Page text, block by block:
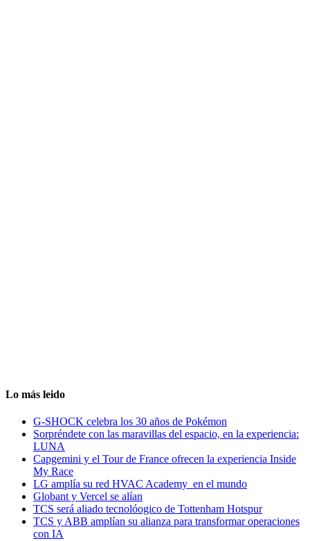
Lo más leido
G-SHOCK celebra los 30 años de Pokémon
Sorpréndete con las maravillas del espacio, en la experiencia:
LUNA
Capgemini y el Tour de France ofrecen la experiencia Inside
My Race
LG amplía su red HVAC Academy en el mundo
Globant y Vercel se alían
TCS será aliado tecnolóogico de Tottenham Hotspur
TCS y ABB amplían su alianza para transformar operaciones
con IA